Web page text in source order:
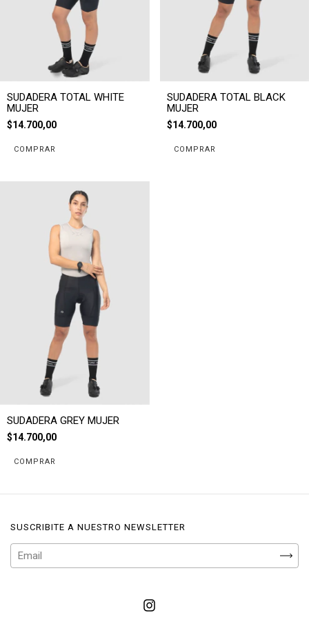
SUDADERA TOTAL WHITE
MUJER
$14.700,00
COMPRAR
SUDADERA TOTAL BLACK
MUJER
$14.700,00
COMPRAR
SUDADERA GREY MUJER
$14.700,00
COMPRAR
SUSCRIBITE A NUESTRO NEWSLETTER